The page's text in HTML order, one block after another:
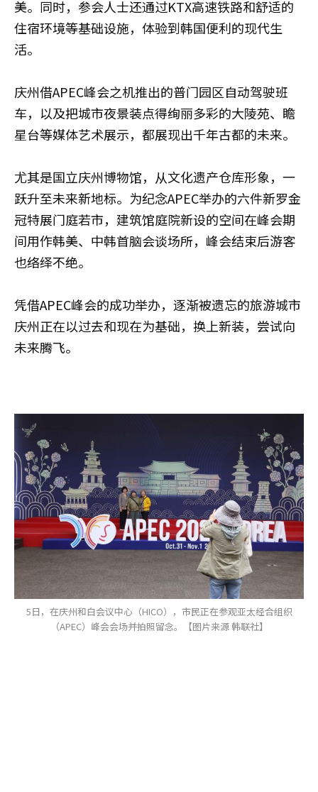
美。同时，参会人士还通过KTX高速铁路和舒适的
住宿环境等基础设施，体验到韩国便利的现代生
活。
庆州借APEC峰会之机推出的普门园区自动驾驶班
车，以及把城市夜景装点得绚丽多彩的大陵苑、瞻
星台等媒体艺术展示，都展现出千年古都的未来。
尤其是国立庆州博物馆，从文化遗产仓库形象，一
跃升至未来新地标。为纪念APEC举办的六件新罗金
冠特展门庭若市，建筑馆庭院新设的空间在峰会期
间用作韩美、中韩首脑会谈场所，峰会结束后游客
也络绎不绝。
凭借APEC峰会的成功举办，逐渐被遗忘的旅游城市
庆州正在以过去和现在为基础，换上新装，尝试向
未来腾飞。
5日，在庆州和白会议中心（HICO），市民正在参观亚太经合组织
（APEC）峰会会场并拍照留念。【图片来源 韩联社】